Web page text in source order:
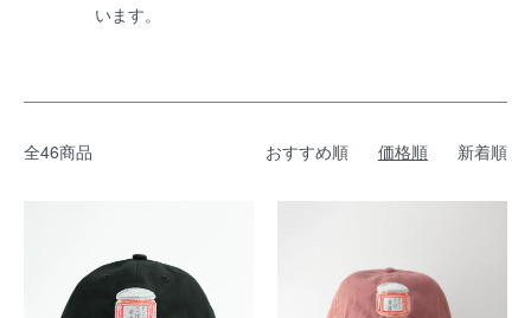
います。
全46商品 おすすめ順 価格順 新着順